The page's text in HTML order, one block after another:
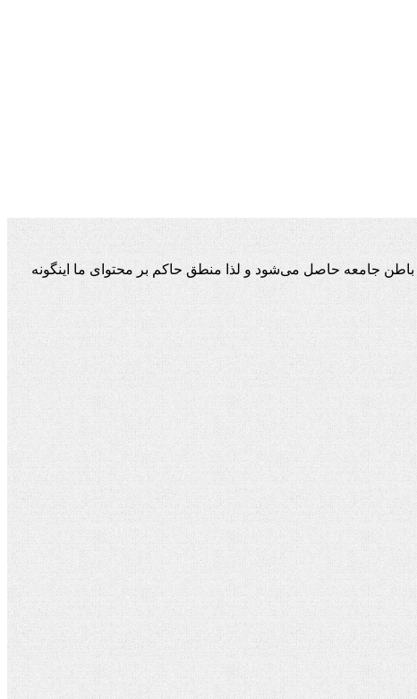
جامعه حاصل می‌شود و لذا منطق حاکم بر محتوای ما اینگونه